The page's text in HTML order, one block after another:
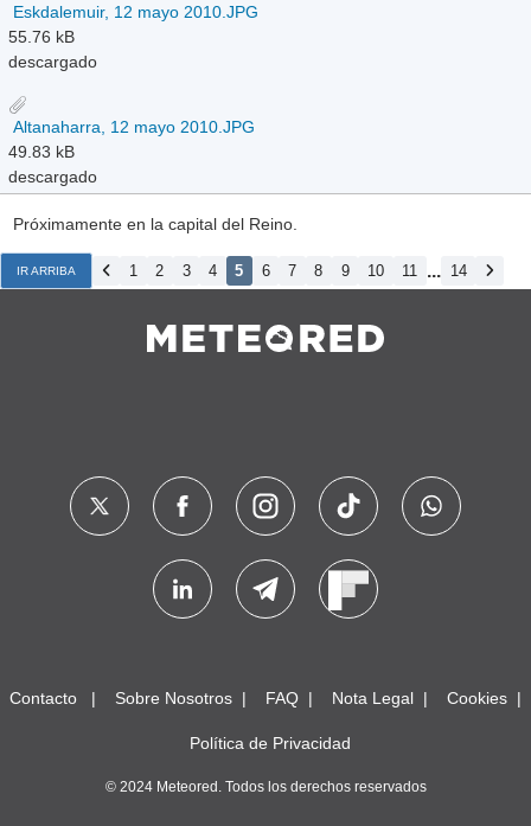
Eskdalemuir, 12 mayo 2010.JPG
55.76 kB
descargado
Altanaharra, 12 mayo 2010.JPG
49.83 kB
descargado
Próximamente en la capital del Reino.
IR ARRIBA 1 2 3 4 5 6 7 8 9 10 11 ... 14
Contacto Sobre Nosotros FAQ Nota Legal Cookies
Política de Privacidad
© 2024 Meteored. Todos los derechos reservados